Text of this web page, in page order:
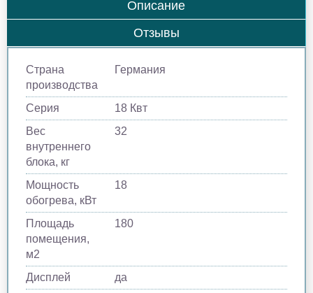
Описание
Отзывы
Страна
производства
Германия
Серия
18 Квт
Вес
внутреннего
блока, кг
32
Мощность
обогрева, кВт
18
Площадь
помещения,
м2
180
Дисплей
да